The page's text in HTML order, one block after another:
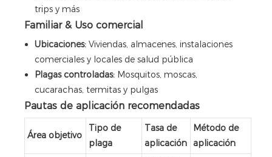
trips y más
Familiar & Uso comercial
Ubicaciones: Viviendas, almacenes, instalaciones
comerciales y locales de salud pública
Plagas controladas: Mosquitos, moscas,
cucarachas, termitas y pulgas
Pautas de aplicación recomendadas
Área objetivo
Tipo de
plaga
Tasa de
aplicación
Método de
aplicación